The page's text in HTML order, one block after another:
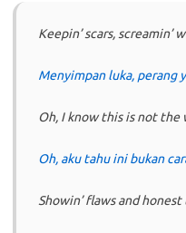
Keepin’ scars, screamin’
Menyimpan luka, perang
Oh, I know this is not the
Oh, aku tahu ini bukan
Showin’ flaws and